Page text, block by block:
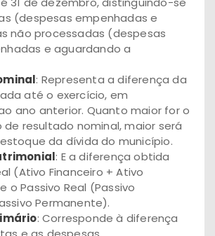
(despesas empenhadas e
não processadas (despesas
e aguardando a
: Representa a diferença da
até o exercício, em
ano anterior. Quanto maior for o
resultado nominal, maior será
da dívida do município.
: E a diferença obtida
(Ativo Financeiro + Ativo
o Passivo Real (Passivo
Permanente).
: Corresponde à diferença